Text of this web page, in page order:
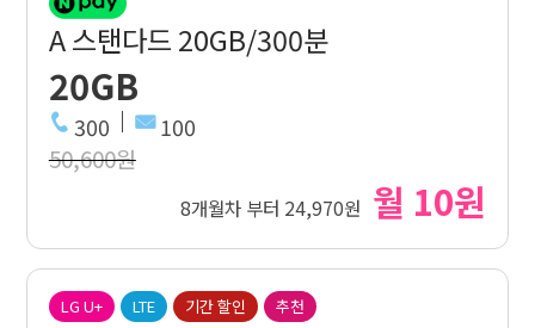
A 스탠다드 20GB/300분
20GB
300 100
50,600원
8개월차 부터 24,970원 월 10원
LG U+ LTE 기간 할인 추천